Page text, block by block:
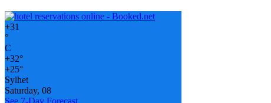
+31
°
C
+32°
+25°
Sylhet
Saturday, 08
See 7-Day Forecast